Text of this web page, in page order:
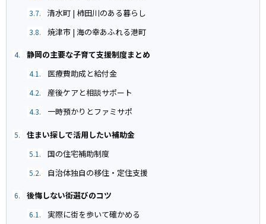
3.7. 清水町 | 柿田川のある暮らし
3.8. 焼津市 | 海の幸あふれる港町
4. 静岡の主要な子育て支援制度まとめ
4.1. 医療費助成と給付金
4.2. 産後ケアと相談サポート
4.3. 一時預かりとファミサポ
5. 住まい探しで活用したい補助金
5.1. 国の住宅補助制度
5.2. 自治体独自の移住・定住支援
6. 後悔しない街選びのコツ
6.1. 実際に街を歩いて確かめる